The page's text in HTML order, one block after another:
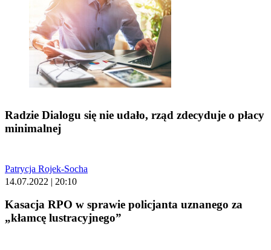
Radzie Dialogu się nie udało, rząd zdecyduje o płacy
minimalnej
Patrycja Rojek-Socha
14.07.2022 | 20:10
Kasacja RPO w sprawie policjanta uznanego za
„kłamcę lustracyjnego”